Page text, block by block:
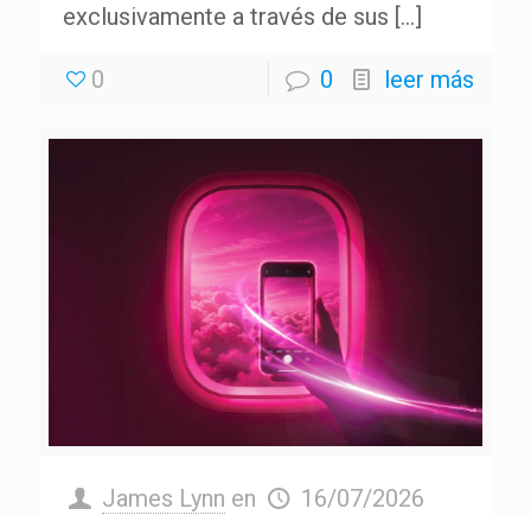
exclusivamente a través de sus […]
0 0 leer más
James Lynn en 16/07/2026